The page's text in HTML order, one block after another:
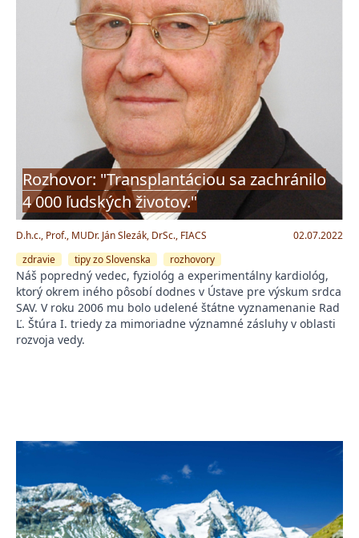
Rozhovor: "Transplantáciou sa zachránilo
4 000 ľudských životov."
D.h.c., Prof., MUDr. Ján Slezák, DrSc., FIACS
02.07.2022
zdravie
tipy zo Slovenska rozhovory
Náš popredný vedec, fyziológ a experimentálny kardiológ,
ktorý okrem iného pôsobí dodnes v Ústave pre výskum srdca
SAV. V roku 2006 mu bolo udelené štátne vyznamenanie Rad
Ľ. Štúra I. triedy za mimoriadne významné zásluhy v oblasti
rozvoja vedy.